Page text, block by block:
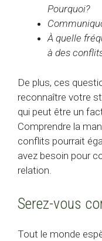
Pourquoi?
À quelle
à des
De plus, ces
reconnaître votre
qui peut être un
Comprendre la
conflits pourrait
avez besoin pour
relation.
Serez-vous
Tout le monde